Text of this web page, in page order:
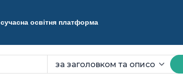
сучасна освітня платформа